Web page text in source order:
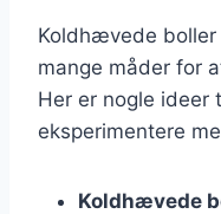
Koldhævede boller
mange måder for
Her er nogle ideer
eksperimentere
Koldhævede